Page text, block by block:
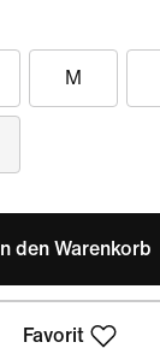
M
In den Warenkorb
Favorit